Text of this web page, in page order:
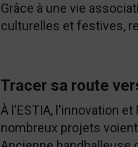
Grâce à une vie
culturelles et festives,
Tracer sa route
À l'ESTIA, l'innovation
nombreux projets